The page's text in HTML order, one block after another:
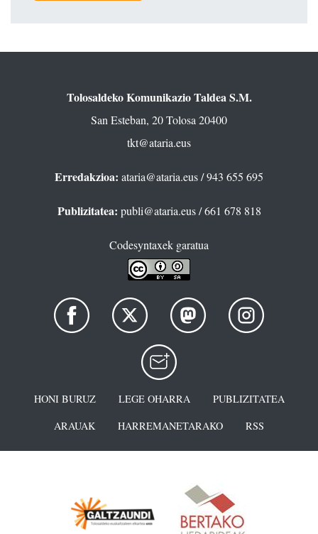
Tolosaldeko Komunikazio Taldea S.M.
San Esteban, 20 Tolosa 20400
tkt@ataria.eus
Erredakzioa: ataria@ataria.eus/ 943 655 695
Publizitatea: publi@ataria.eus/ 661 678 818
Codesyntaxek garatua
HONI BURUZ LEGE OHARRA
PUBLIZITATEA
ARAUAK
HARREMANETARAKO RSS